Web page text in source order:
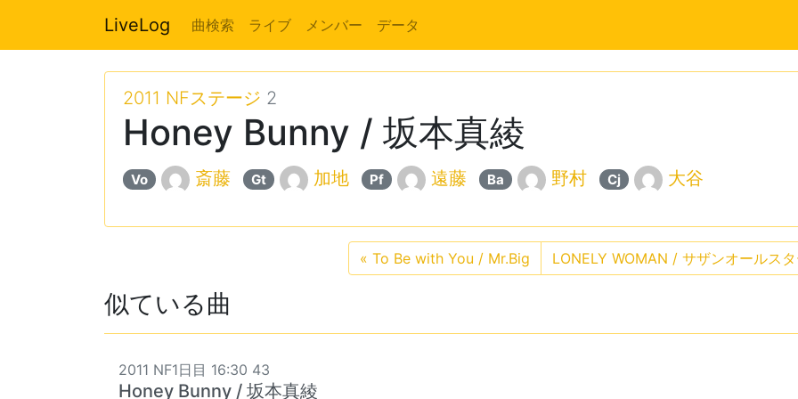
LiveLog 曲検索 ライブ メンバー データ
2011 NFステージ 2
Honey Bunny / 坂本真綾
Vo 斎藤 Gt 加地 Pf 遠藤 Ba 野村 Cj 大谷
« To Be with You / Mr.Big LONELY WOMAN / サザンオールス
似ている曲
2011 NF1日目 16:30 43
Honey Bunny / 坂本真綾